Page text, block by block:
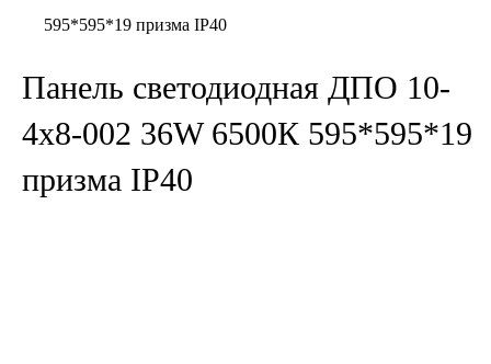
595*595*19 призма IP40
Панель светодиодная ДПО 10-
4х8-002 36W 6500К 595*595*19
призма IP40